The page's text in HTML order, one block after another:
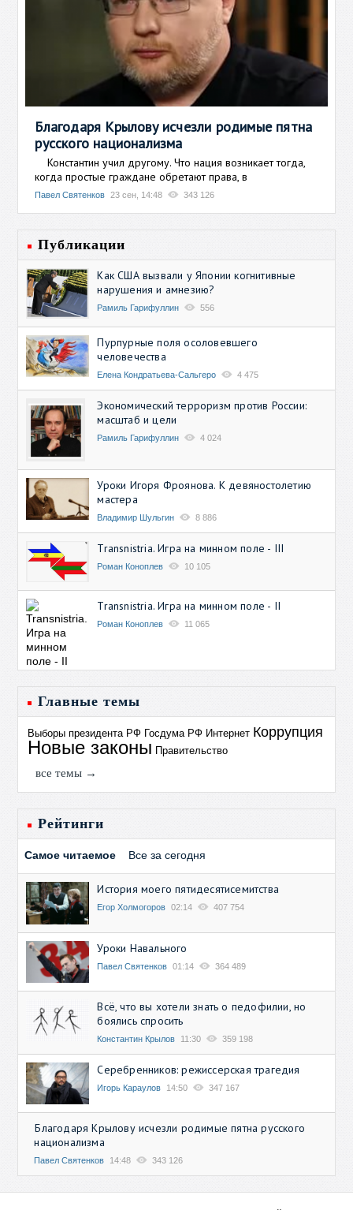
Благодаря Крылову исчезли родимые пятна
русского национализма
Константин учил другому. Что нация возникает тогда,
когда простые граждане обретают права, в
Павел Святенков 23 сен, 14:48 343 126
Публикации
Как США вызвали у Японии когнитивные
нарушения и амнезию?
Рамиль Гарифуллин 556
Пурпурные поля осоловевшего
человечества
Елена Кондратьева-Сальгеро 4 475
Экономический терроризм против России:
масштаб и цели
Рамиль Гарифуллин 4 024
Уроки Игоря Фроянова. К девяностолетию
мастера
Владимир Шульгин 8 886
Transnistria. Игра на минном поле - III
Роман Коноплев 10 105
Transnistria. Игра на минном поле - II
Роман Коноплев 11 065
Главные темы
Выборы президента РФ Госдума РФ Интернет Коррупция
Новые законы Правительство
все темы →
Рейтинги
Самое читаемое Все за сегодня
История моего пятидесятисемитства
Егор Холмогоров 02:14 407 754
Уроки Навального
Павел Святенков 01:14 364 489
Всё, что вы хотели знать о педофилии, но
боялись спросить
Константин Крылов 11:30 359 198
Серебренников: режиссерская трагедия
Игорь Караулов 14:50 347 167
Благодаря Крылову исчезли родимые пятна русского
национализма
Павел Святенков 14:48 343 126